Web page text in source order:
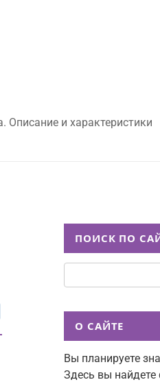
Описание и характеристики
ПОИСК ПО
О САЙТЕ
Вы планируете
Здесь вы найдете